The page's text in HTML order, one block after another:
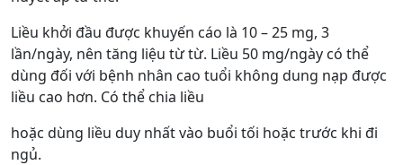
Liều khởi đầu được khuyến cáo là 10 – 25 mg, 3
lần/ngày, nên tăng liệu từ từ. Liều 50 mg/ngày có thể
dùng đối với bệnh nhân cao tuổi không dung nạp được
liều cao hơn. Có thể chia liều
hoặc dùng liều duy nhất vào buổi tối hoặc trước khi đi
ngủ.